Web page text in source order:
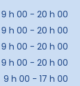
9 h 00 - 20 h 00
9 h 00 - 20 h 00
9 h 00 - 20 h 00
9 h 00 - 20 h 00
9 h 00 - 17 h 00